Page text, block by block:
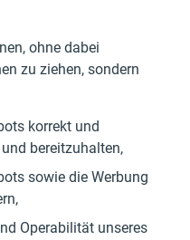
ohne dabei
zu ziehen, sondern
korrekt und
bereitzuhalten,
sowie die Werbung
Operabilität unseres